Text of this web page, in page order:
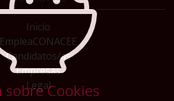
Inicio
EmpleaCONACEE
Candidatos/as
Empresas
LegalCookies